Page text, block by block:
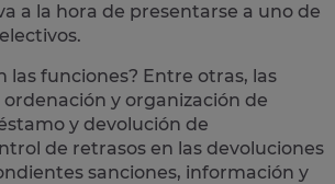
a la hora de presentarse a uno de
las funciones? Entre otras, las
ordenación y organización de
y devolución de
de retrasos en las devoluciones
sanciones, información y